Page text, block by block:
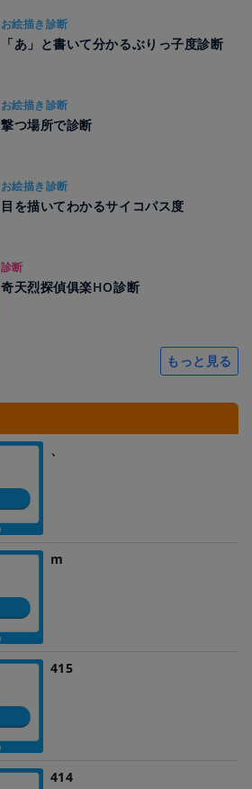
お絵描き診断
「あ」と書いて分かるぶりっ子度診断
お絵描き診断
撃つ場所で診断
お絵描き診断
目を描いてわかるサイコパス度
診断
奇天烈探偵俱楽HO診断
もっと見る
、
m
415
414